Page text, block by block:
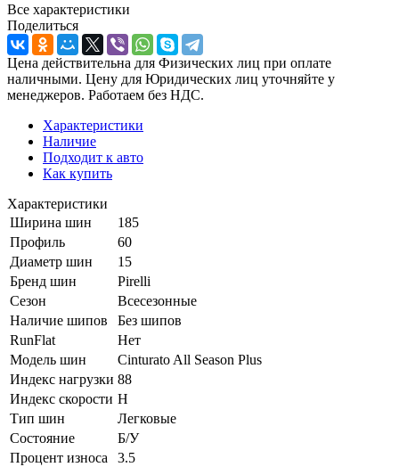
Все характеристики
Поделиться
Цена действительна для Физических лиц при оплате
наличными. Цену для Юридических лиц уточняйте у
менеджеров. Работаем без НДС.
Характеристики
Наличие
Подходит к авто
Как купить
Характеристики
Ширина шин
185
Профиль
60
Диаметр шин
15
Бренд шин
Pirelli
Сезон
Всесезонные
Наличие шипов
Без шипов
RunFlat
Нет
Модель шин
Cinturato All Season Plus
Индекс нагрузки 88
Индекс скорости H
Тип шин
Легковые
Состояние
Б/У
Процент износа
3.5